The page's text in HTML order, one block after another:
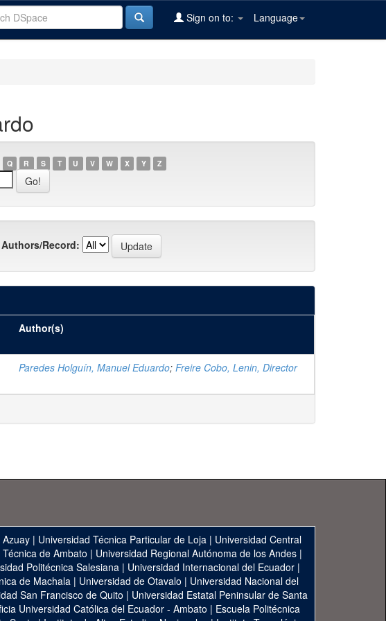
Language
Sign on to:
Q R S T U V W X Y Z
Authors/Record:
Author(s)
Paredes Holguín, Manuel Eduardo; Freire Cobo, Lenin, Director
| Universidad Técnica Particular de Loja | Universidad Central
de Ambato | Universidad Regional Autónoma de los Andes|
Politécnica Salesiana| Universidad Internacional del Ecuador|
de Machala | Universidad de Otavalo | Universidad Nacional del
San Francisco de Quito | Universidad Estatal Peninsular de Santa
Universidad Católica del Ecuador - Ambato | Escuela Politécnica